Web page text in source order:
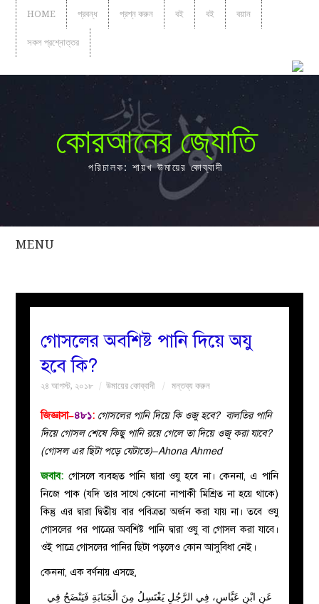
HOME প্রবন্ধ প্রশ্ন করুন বই বই বয়ান
সকল প্রশ্নোত্তর
কোরআনের জ্যোতি
পরিচালক: শায়খ উমায়ের কোব্বাদী
MENU
সকল
নারীদের
পাতা
ইসলাহী
মজলিস
প্রশ্ন
করুন
গোসলের অবশিষ্ট পানি দিয়ে অযু
হবে কি?
২৪ আগস্ট, ২০১৮ উমায়ের কোব্বাদী মন্তব্য করুন
জিজ্ঞাসা–৪৮১: গোসলের পানি দিয়ে কি ওজু হবে? বালতির পানি
দিয়ে গোসল শেষে কিছু পানি রয়ে গেলে তা দিয়ে ওজূ করা যাবে?
(গোসল এর ছিটা পড়ে যেটাতে)–Ahona Ahmed
জবাব: গোসলে ব্যবহৃত পানি দ্বারা ওযু হবে না। কেননা, এ পানি
নিজে পাক (যদি তার সাথে কোনো নাপাকী মিশ্রিত না হয়ে থাকে)
কিন্তু এর দ্বারা দ্বিতীয় বার পবিত্রতা অর্জন করা যায় না। তবে ওযু
গোসলের পর পাত্রের অবশিষ্ট পানি দ্বারা ওযু বা গোসল করা যাবে।
ওই পাত্রে গোসলের পানির ছিটা পড়লেও কোন আসুবিধা নেই।
কেননা, এক বর্ণনায় এসছে,
عَنِ ابْنِ عَبَّاسٍ، فِي الرَّجُلِ يَغْتَسِلُ مِنَ الْجَنَابَةِ فَيَنْضَحُ فِي